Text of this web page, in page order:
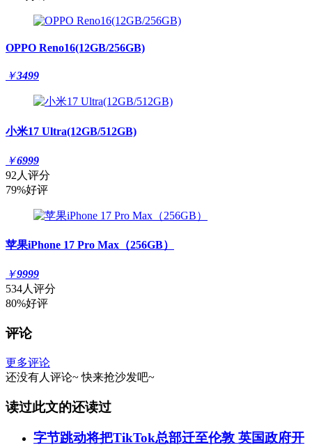
OPPO Reno16(12GB/256GB)
￥3499
小米17 Ultra(12GB/512GB)
￥6999
92人评分
79%好评
苹果iPhone 17 Pro Max（256GB）
￥9999
534人评分
80%好评
评论
更多评论
还没有人评论~ 快来抢沙发吧~
读过此文的还读过
字节跳动将把TikTok总部迁至伦敦 英国政府开